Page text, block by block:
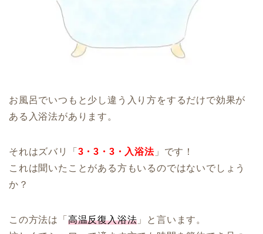
お風呂でいつもと少し違う入り方をするだけで効果が
ある入浴法があります。
それはズバリ「 3・3・3・入浴法」です！
これは聞いたことがある方もいるのではないでしょう
か？
この方法は「 高温反復入浴法 」と言います。